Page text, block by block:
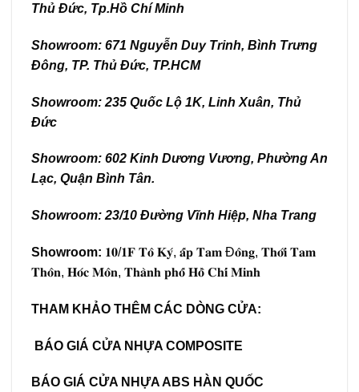
Thủ Đức, Tp.Hồ Chí Minh
Showroom: 671 Nguyễn Duy Trinh, Bình Trưng
Đông, TP. Thủ Đức, TP.HCM
Showroom: 235 Quốc Lộ 1K, Linh Xuân, Thủ
Đức
Showroom: 602 Kinh Dương Vương, Phường An
Lạc, Quận Bình Tân.
Showroom: 23/10 Đường Vĩnh Hiệp, Nha Trang
Showroom: 𝟏𝟎/𝟏𝐅 𝐓𝐨̂ 𝐊𝐲́, 𝐚̂́𝐩 𝐓𝐚𝐦 Đ𝐨̂𝐧𝐠, 𝐓𝐡𝐨̛́𝐢 𝐓𝐚𝐦
𝐓𝐡𝐨̂𝐧, 𝐇𝐨́𝐜 𝐌𝐨̂𝐧, 𝐓𝐡𝐚̀𝐧𝐡 𝐩𝐡𝐨̂́ 𝐇𝐨̂̀ 𝐂𝐡𝐢́ 𝐌𝐢𝐧𝐡
THAM KHẢO THÊM CÁC DÒNG CỬA:
BÁO GIÁ CỬA NHỰA COMPOSITE
BÁO GIÁ CỬA NHỰA ABS HÀN QUỐC